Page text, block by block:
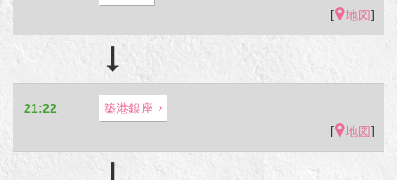
[
地図]
21:22
築港銀座
[
地図]